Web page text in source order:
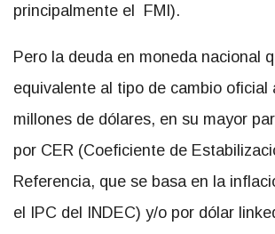
principalmente el FMI).
Pero la deuda en moneda nacional
equivalente al tipo de cambio oficial
millones de dólares, en su mayor
por CER (Coeficiente de
Referencia, que se basa en la
el IPC del INDEC) y/o por dólar